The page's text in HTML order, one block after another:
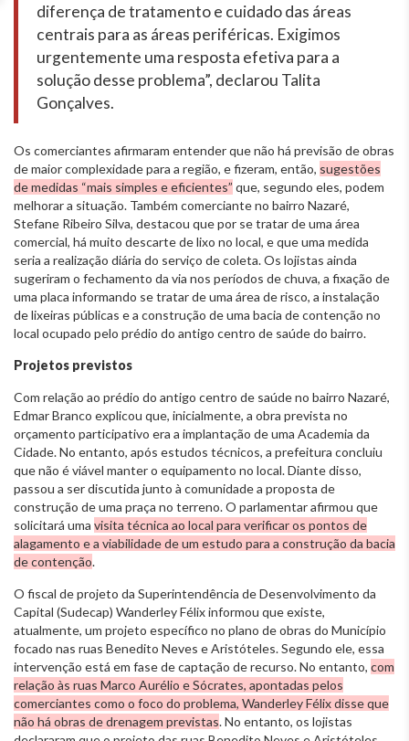
diferença de tratamento e cuidado das áreas
centrais para as áreas periféricas. Exigimos
urgentemente uma resposta efetiva para a
solução desse problema”, declarou Talita
Gonçalves.
Os comerciantes afirmaram entender que não há previsão de obras
de maior complexidade para a região, e fizeram, então, sugestões
de medidas “mais simples e eficientes” que, segundo eles, podem
melhorar a situação. Também comerciante no bairro Nazaré,
Stefane Ribeiro Silva, destacou que por se tratar de uma área
comercial, há muito descarte de lixo no local, e que uma medida
seria a realização diária do serviço de coleta. Os lojistas ainda
sugeriram o fechamento da via nos períodos de chuva, a fixação de
uma placa informando se tratar de uma área de risco, a instalação
de lixeiras públicas e a construção de uma bacia de contenção no
local ocupado pelo prédio do antigo centro de saúde do bairro.
Projetos previstos
Com relação ao prédio do antigo centro de saúde no bairro Nazaré,
Edmar Branco explicou que, inicialmente, a obra prevista no
orçamento participativo era a implantação de uma Academia da
Cidade. No entanto, após estudos técnicos, a prefeitura concluiu
que não é viável manter o equipamento no local. Diante disso,
passou a ser discutida junto à comunidade a proposta de
construção de uma praça no terreno. O parlamentar afirmou que
solicitará uma visita técnica ao local para verificar os pontos de
alagamento e a viabilidade de um estudo para a construção da bacia
de contenção.
O fiscal de projeto da Superintendência de Desenvolvimento da
Capital (Sudecap) Wanderley Félix informou que existe,
atualmente, um projeto específico no plano de obras do Município
focado nas ruas Benedito Neves e Aristóteles. Segundo ele, essa
intervenção está em fase de captação de recurso. No entanto, com
relação às ruas Marco Aurélio e Sócrates, apontadas pelos
comerciantes como o foco do problema, Wanderley Félix disse que
não há obras de drenagem previstas. No entanto, os lojistas